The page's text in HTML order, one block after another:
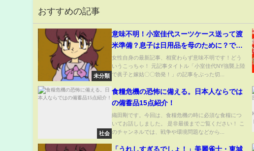
おすすめの記事
未分類
意味不明！小室佳代スーツケース送って渡
米準備？息子は日用品を母のために？でも
住むのはNJ？女性自身ぶった切り！
女性自身の最新記事、相変わらず意味不明です！どう
いうこっちゃ！ 元記事タイトル「小室佳代NY強襲上陸
で眞子と嫁姑〇〇勃発！」の記事をぶった切...
社会
食糧危機の恐怖に備える。日本人ならでは
の備蓄品15点紹介！
織田剛です。今回は、食糧危機の時に必須な食糧につ
いてお話ししました。 是非最後までご覧ください！ こ
のチャンネルでは、戦争や環境問題などから...
「うれしすぎるでしょ！」美麗雀士・東城